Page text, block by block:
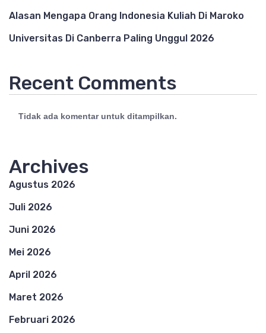
Alasan Mengapa Orang Indonesia Kuliah Di Maroko
Universitas Di Canberra Paling Unggul 2026
Recent Comments
Tidak ada komentar untuk ditampilkan.
Archives
Agustus 2026
Juli 2026
Juni 2026
Mei 2026
April 2026
Maret 2026
Februari 2026